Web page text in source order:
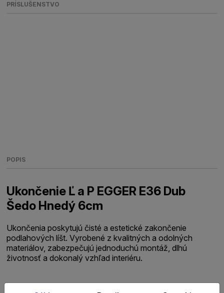
PRÍSLUŠENSTVO
POPIS
Ukončenie Ľ a P EGGER E36 Dub
Šedo Hnedý 6cm
Ukončenia poskytujú čisté a estetické zakončenie
podlahových líšt. Vyrobené z kvalitných a odolných
materiálov, zabezpečujú jednoduchú montáž, dlhú
životnosť a dokonalý vzhľad interiéru.